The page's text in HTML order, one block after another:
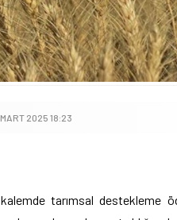
2025 18:23
tarımsal destekleme